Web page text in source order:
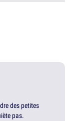
des petites
pas.